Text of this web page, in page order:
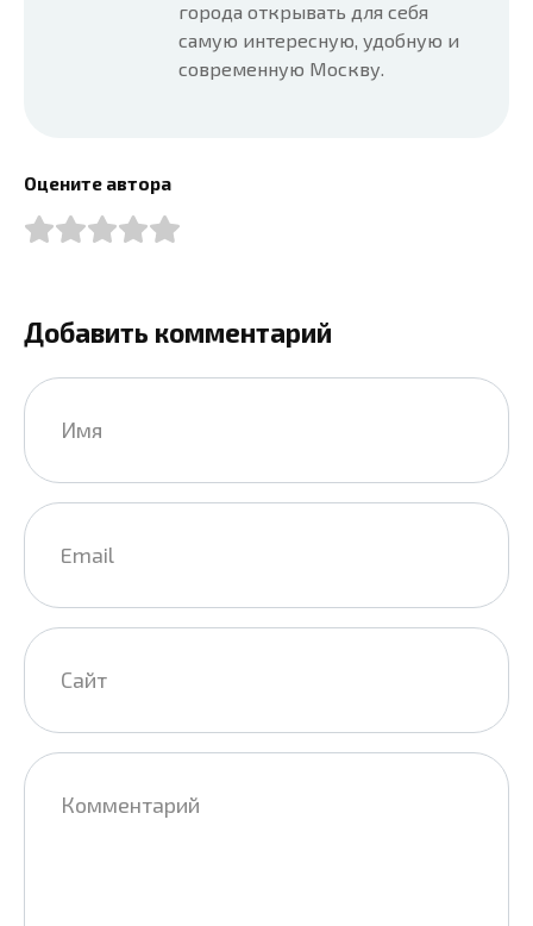
города открывать для себя
самую интересную, удобную и
современную Москву.
Оцените автора
Добавить комментарий
Имя
Email
Сайт
Комментарий